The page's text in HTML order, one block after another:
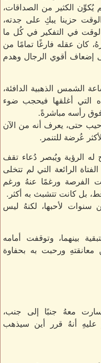
يُكوِّن الكثير من الصداقات،
حزينا يبكِ على جدته،
الوقت في التفكير في كُل ما
كان عقله فارغًا تمامًا من
إضعاف أقوي الرجال وهدم
الشمس الذهبية الدافئة،
التي أغلقها فيحجب ضوء
فوق رأسه مباشرةً.
حتى، يعرف أنه من الآن
عُرضة للتنمر.
الرؤية ويُبصر دُعاء تقف
الرائعة التي لم تتخلى
الفرصة ورغمًا عنهُ ورغم
بل كانت تتشبث به أكثر.
لأحبها، لكنهُ ليس
بينهما، وتوقفت أمامه
ورحبت به بحفاوة
معهُ جنبًا إلى جنب،
عليهِ أنهُ قرر أين سيذهب